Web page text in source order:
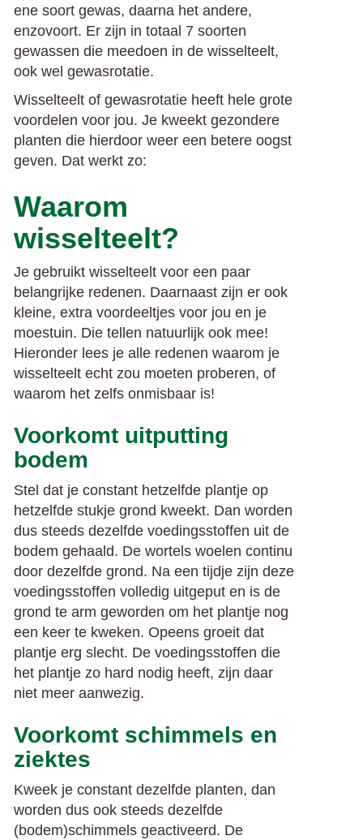
ene soort gewas, daarna het andere,
enzovoort. Er zijn in totaal 7 soorten
gewassen die meedoen in de wisselteelt,
ook wel gewasrotatie.
Wisselteelt of gewasrotatie heeft hele grote
voordelen voor jou. Je kweekt gezondere
planten die hierdoor weer een betere oogst
geven. Dat werkt zo:
Waarom
wisselteelt?
Je gebruikt wisselteelt voor een paar
belangrijke redenen. Daarnaast zijn er ook
kleine, extra voordeeltjes voor jou en je
moestuin. Die tellen natuurlijk ook mee!
Hieronder lees je alle redenen waarom je
wisselteelt echt zou moeten proberen, of
waarom het zelfs onmisbaar is!
Voorkomt uitputting
bodem
Stel dat je constant hetzelfde plantje op
hetzelfde stukje grond kweekt. Dan worden
dus steeds dezelfde voedingsstoffen uit de
bodem gehaald. De wortels woelen continu
door dezelfde grond. Na een tijdje zijn deze
voedingsstoffen volledig uitgeput en is de
grond te arm geworden om het plantje nog
een keer te kweken. Opeens groeit dat
plantje erg slecht. De voedingsstoffen die
het plantje zo hard nodig heeft, zijn daar
niet meer aanwezig.
Voorkomt schimmels en
ziektes
Kweek je constant dezelfde planten, dan
worden dus ook steeds dezelfde
(bodem)schimmels geactiveerd. De